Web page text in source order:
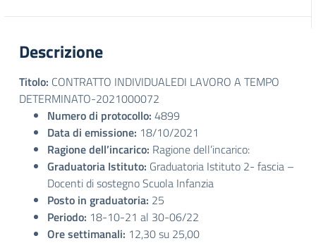
Descrizione
Titolo: CONTRATTO INDIVIDUALEDI LAVORO A TEMPO
DETERMINATO-2021000072
Numero di protocollo: 4899
Data di emissione: 18/10/2021
Ragione dell’incarico: Ragione dell’incarico:
Graduatoria Istituto: Graduatoria Istituto 2- fascia –
Docenti di sostegno Scuola Infanzia
Posto in graduatoria: 25
Periodo: 18-10-21 al 30-06/22
Ore settimanali: 12,30 su 25,00